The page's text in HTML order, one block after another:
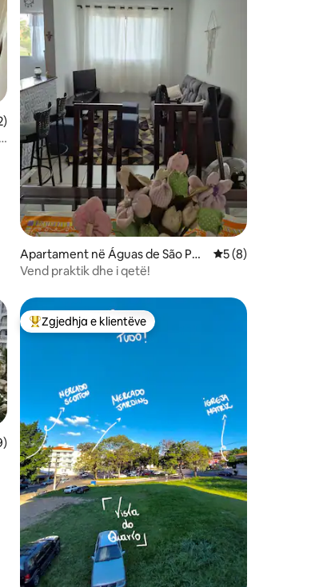
4,84 nga 5, 82 vlerësime
Apartament në Águas de São Ped
ro
Vlerësimi
5 (8)
Vend praktik dhe i qetë!
mesatar 4,95 nga 5, 19 vlerësime
Më të mirat e zgjedhjeve të klientëve
Zgjedhja e klientëve